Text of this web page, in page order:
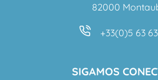
82000
+33(0)5 63
SIGAMOS